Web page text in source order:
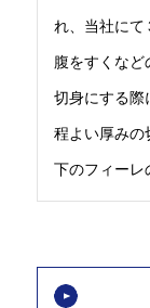
れ、当社にて
腹をすくなど
切身にする際
程よい厚みの
下のフィーレ